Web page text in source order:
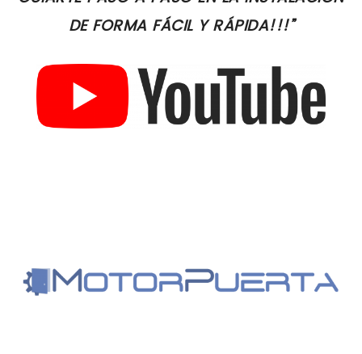
DE FORMA FÁCIL Y RÁPIDA!!!”